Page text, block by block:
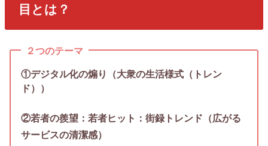
目とは？
２つのテーマ
①デジタル化の煽り（大衆の生活様式（トレン
ド））
②若者の羨望：若者ヒット：街録トレンド（広がる
サービスの清潔感）